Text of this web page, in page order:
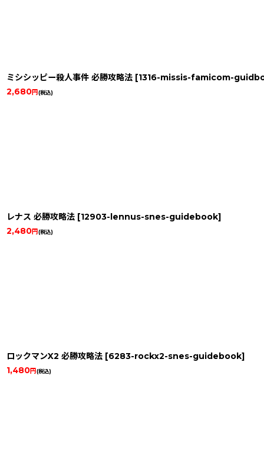
ミシシッピー殺人事件 必勝攻略法 [1316-missis-famicom-
2,680円(税込)
レナス 必勝攻略法 [12903-lennus-snes-guidebook]
2,480円(税込)
ロックマンX2 必勝攻略法 [6283-rockx2-snes-guidebook]
1,480円(税込)